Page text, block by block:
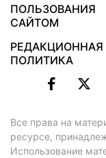
ПОЛЬЗОВАНИЯ
САЙТОМ
РЕДАКЦИОННАЯ
ПОЛИТИКА
Все права на
ресурсе,
Использование